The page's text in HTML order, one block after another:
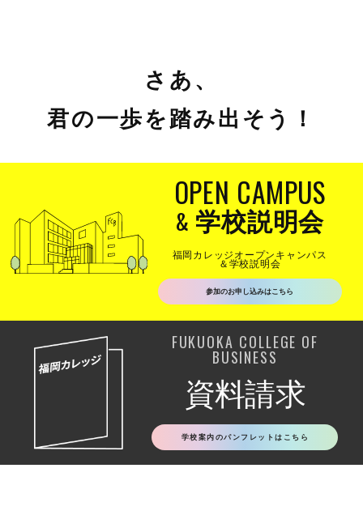
さあ、
君の一歩を踏み出そう！
OPEN CAMPUS
& 学校説明会
福岡カレッジオープンキャンパス
＆学校説明会
参加のお申し込みはこちら
FUKUOKA COLLEGE OF
BUSINESS
資料請求
学校案内のパンフレットはこちら